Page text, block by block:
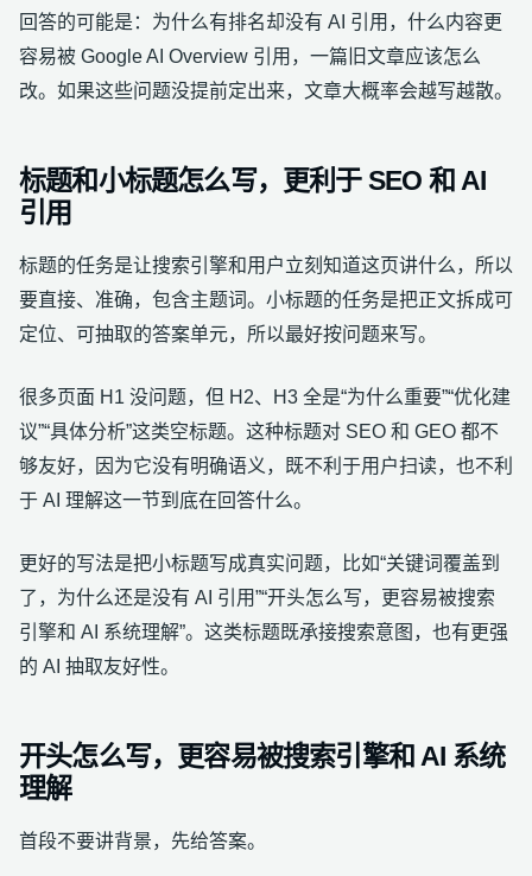
回答的可能是：为什么有排名却没有 AI 引用，什么内容更
容易被 Google AI Overview 引用，一篇旧文章应该怎么
改。如果这些问题没提前定出来，文章大概率会越写越散。
标题和小标题怎么写，更利于 SEO 和 AI
引用
标题的任务是让搜索引擎和用户立刻知道这页讲什么，所以
要直接、准确，包含主题词。小标题的任务是把正文拆成可
定位、可抽取的答案单元，所以最好按问题来写。
很多页面 H1 没问题，但 H2、H3 全是“为什么重要”“优化建
议”“具体分析”这类空标题。这种标题对 SEO 和 GEO 都不
够友好，因为它没有明确语义，既不利于用户扫读，也不利
于 AI 理解这一节到底在回答什么。
更好的写法是把小标题写成真实问题，比如“关键词覆盖到
了，为什么还是没有 AI 引用”“开头怎么写，更容易被搜索
引擎和 AI 系统理解”。这类标题既承接搜索意图，也有更强
的 AI 抽取友好性。
开头怎么写，更容易被搜索引擎和 AI 系统
理解
首段不要讲背景，先给答案。